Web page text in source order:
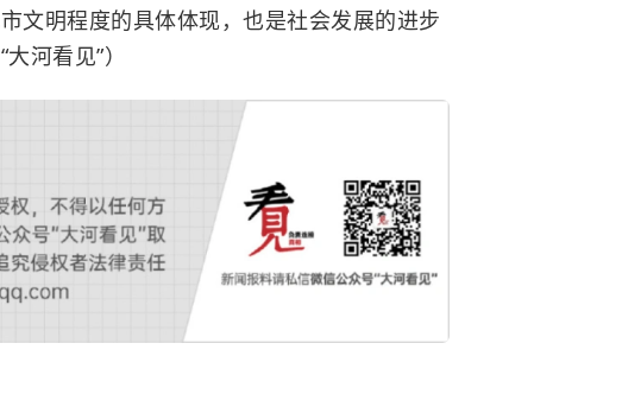
文明程度的具体体现，也是社会发展的进步
河看见”）